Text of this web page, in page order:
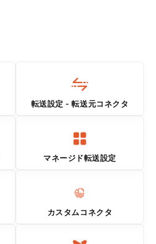
転送設定 - 転送元コネクタ
マネージド転送設定
カスタムコネクタ